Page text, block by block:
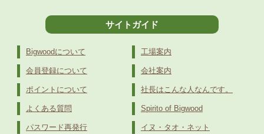
サイトガイド
Bigwoodについて
会員登録について
ポイントについて
よくある質問
パスワード再発行
工場案内
会社案内
社長はこんな人なんです。
Spirito of Bigwood
イヌ・タオ・ネット